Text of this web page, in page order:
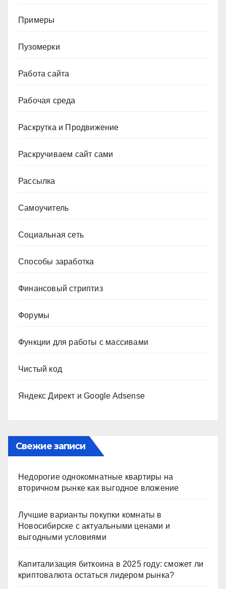
Примеры
Пузомерки
Работа сайта
Рабочая среда
Раскрутка и Продвижение
Раскручиваем сайт сами
Рассылка
Самоучитель
Социальная сеть
Способы заработка
Финансовый стриптиз
Форумы
Функции для работы с массивами
Чистый код
Яндекс Директ и Google Adsense
Свежие записи
Недорогие однокомнатные квартиры на
вторичном рынке как выгодное вложение
Лучшие варианты покупки комнаты в
Новосибирске с актуальными ценами и
выгодными условиями
Капитализация биткоина в 2025 году: сможет ли
криптовалюта остаться лидером рынка?